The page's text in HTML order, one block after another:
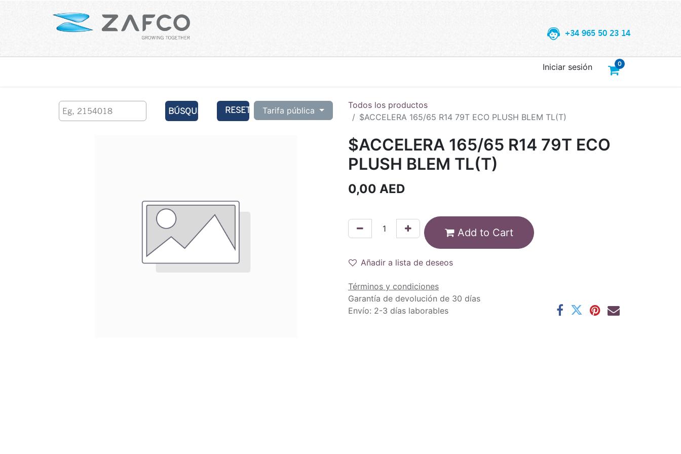
+34 965 50 23 14
0
Iniciar sesión
BÚSQUEDA RESET Tarifa pública
Todos los productos
$ACCELERA 165/65 R14 79T ECO PLUSH BLEM TL(T)
$ACCELERA 165/65 R14 79T ECO
PLUSH BLEM TL(T)
0,00 AED
Add to Cart
Añadir a lista de deseos
Términos y condiciones
Garantía de devolución de 30 días
Envío: 2-3 días laborables